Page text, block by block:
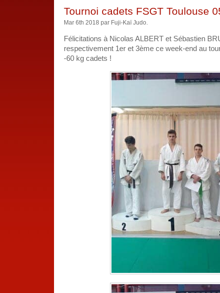
Tournoi cadets FSGT Toulouse
Mar 6th 2018 par Fuji-Kaï Judo.
Félicitations à Nicolas ALBERT et Sébastien
respectivement 1er et 3ème ce week-end au
-60 kg cadets !